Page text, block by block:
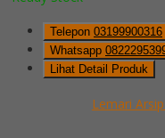
Telepon 03199900316
Whatsapp
Lihat Detail Produk
Lemari